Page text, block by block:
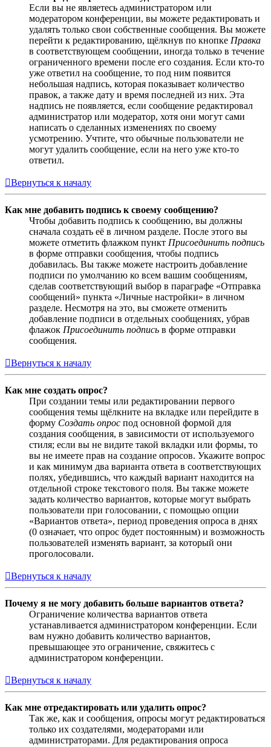
Если вы не являетесь администратором или
модератором конференции, вы можете редактировать и
удалять только свои собственные сообщения. Вы можете
перейти к редактированию, щёлкнув по кнопке Правка
в соответствующем сообщении, иногда только в течение
ограниченного времени после его создания. Если кто-то
уже ответил на сообщение, то под ним появится
небольшая надпись, которая показывает количество
правок, а также дату и время последней из них. Эта
надпись не появляется, если сообщение редактировал
администратор или модератор, хотя они могут сами
написать о сделанных изменениях по своему
усмотрению. Учтите, что обычные пользователи не
могут удалить сообщение, если на него уже кто-то
ответил.
Вернуться к началу
Как мне добавить подпись к своему сообщению?
Чтобы добавить подпись к сообщению, вы должны
сначала создать её в личном разделе. После этого вы
можете отметить флажком пункт Присоединить подпись
в форме отправки сообщения, чтобы подпись
добавилась. Вы также можете настроить добавление
подписи по умолчанию ко всем вашим сообщениям,
сделав соответствующий выбор в параграфе «Отправка
сообщений» пункта «Личные настройки» в личном
разделе. Несмотря на это, вы сможете отменить
добавление подписи в отдельных сообщениях, убрав
флажок Присоединить подпись в форме отправки
сообщения.
Вернуться к началу
Как мне создать опрос?
При создании темы или редактировании первого
сообщения темы щёлкните на вкладке или перейдите в
форму Создать опрос под основной формой для
создания сообщения, в зависимости от используемого
стиля; если вы не видите такой вкладки или формы, то
вы не имеете прав на создание опросов. Укажите вопрос
и как минимум два варианта ответа в соответствующих
полях, убедившись, что каждый вариант находится на
отдельной строке текстового поля. Вы также можете
задать количество вариантов, которые могут выбрать
пользователи при голосовании, с помощью опции
«Вариантов ответа», период проведения опроса в днях
(0 означает, что опрос будет постоянным) и возможность
пользователей изменять вариант, за который они
проголосовали.
Вернуться к началу
Почему я не могу добавить больше вариантов ответа?
Ограничение количества вариантов ответа
устанавливается администратором конференции. Если
вам нужно добавить количество вариантов,
превышающее это ограничение, свяжитесь с
администратором конференции.
Вернуться к началу
Как мне отредактировать или удалить опрос?
Так же, как и сообщения, опросы могут редактироваться
только их создателями, модераторами или
администраторами. Для редактирования опроса